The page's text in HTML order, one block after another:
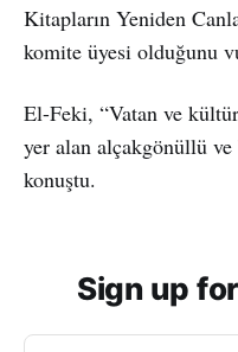
Kitapların Yeniden
komite üyesi olduğunu
El-Feki, “Vatan ve
yer alan alçakgönüllü
konuştu.
Sign up